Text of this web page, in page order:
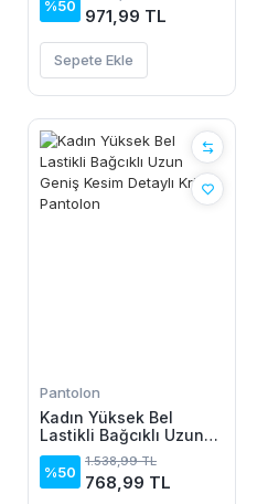
%50 971,99 TL
Sepete Ekle
Pantolon
Kadın Yüksek Bel
Lastikli Bağcıklı Uzun
Geniş Kesim Detaylı
Krinkıl Pantolon
%50
1.538,99 TL
768,99 TL